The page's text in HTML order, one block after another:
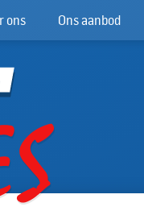
ons Ons aanbod